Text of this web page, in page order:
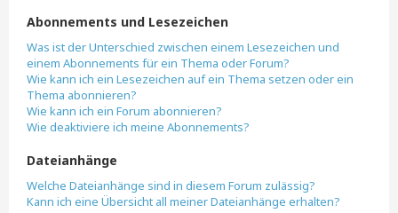
Abonnements und Lesezeichen
Was ist der Unterschied zwischen einem Lesezeichen und
einem Abonnements für ein Thema oder Forum?
Wie kann ich ein Lesezeichen auf ein Thema setzen oder ein
Thema abonnieren?
Wie kann ich ein Forum abonnieren?
Wie deaktiviere ich meine Abonnements?
Dateianhänge
Welche Dateianhänge sind in diesem Forum zulässig?
Kann ich eine Übersicht all meiner Dateianhänge erhalten?